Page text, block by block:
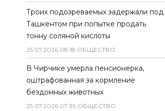
Троих подозреваемых задержали под
Ташкентом при попытке продать
тонну соляной кислоты
25.07.2026 08:18,ОБЩЕСТВО
В Чирчике умерла пенсионерка,
оштрафованная за кормление
бездомных животных
25.07.2026 07:39,ОБЩЕСТВО